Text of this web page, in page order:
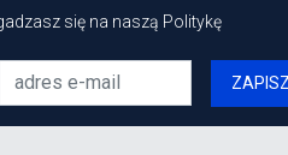
się na naszą Politykę